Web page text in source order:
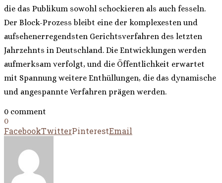
die das Publikum sowohl schockieren als auch fesseln.
Der Block-Prozess bleibt eine der komplexesten und
aufsehenerregendsten Gerichtsverfahren des letzten
Jahrzehnts in Deutschland. Die Entwicklungen werden
aufmerksam verfolgt, und die Öffentlichkeit erwartet
mit Spannung weitere Enthüllungen, die das dynamische
und angespannte Verfahren prägen werden.
0 comment
0
FacebookTwitterPinterestEmail